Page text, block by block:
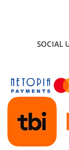
Produse pentru
Profile metalice/
Servicii transport
Distribuitoare
Accesorii
Distribuitoare
pardoseala
Țeavă încălzire în
SOCIAL